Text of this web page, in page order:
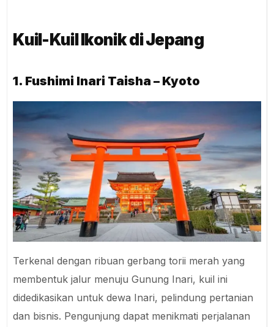
Kuil-Kuil Ikonik di Jepang
1. Fushimi Inari Taisha – Kyoto
Terkenal dengan ribuan gerbang torii merah yang
membentuk jalur menuju Gunung Inari, kuil ini
didedikasikan untuk dewa Inari, pelindung pertanian
dan bisnis. Pengunjung dapat menikmati perjalanan